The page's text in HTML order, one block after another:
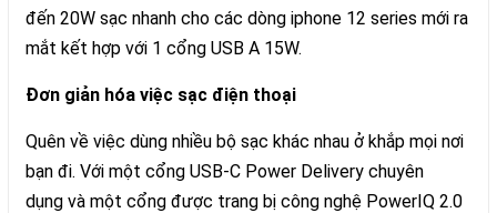
đến 20W sạc nhanh cho các dòng iphone 12 series mới ra
mắt kết hợp với 1 cổng USB A 15W.
Đơn giản hóa việc sạc điện thoại
Quên về việc dùng nhiều bộ sạc khác nhau ở khắp mọi nơi
bạn đi. Với một cổng USB-C Power Delivery chuyên
dụng và một cổng được trang bị công nghệ PowerIQ 2.0